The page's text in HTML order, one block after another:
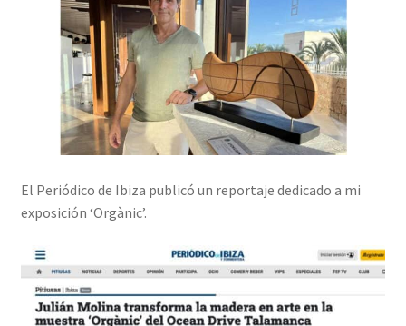
El Periódico de Ibiza publicó un reportaje dedicado a mi
exposición ‘Orgànic’.